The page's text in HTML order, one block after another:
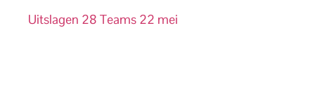
Uitslagen 28 Teams 22 mei